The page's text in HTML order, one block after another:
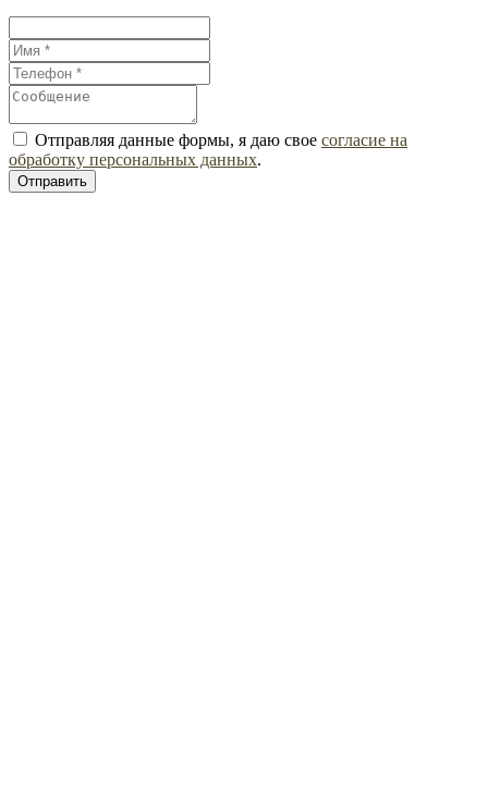
Отправляя данные формы, я даю свое согласие на
обработку персональных данных.
Отправить